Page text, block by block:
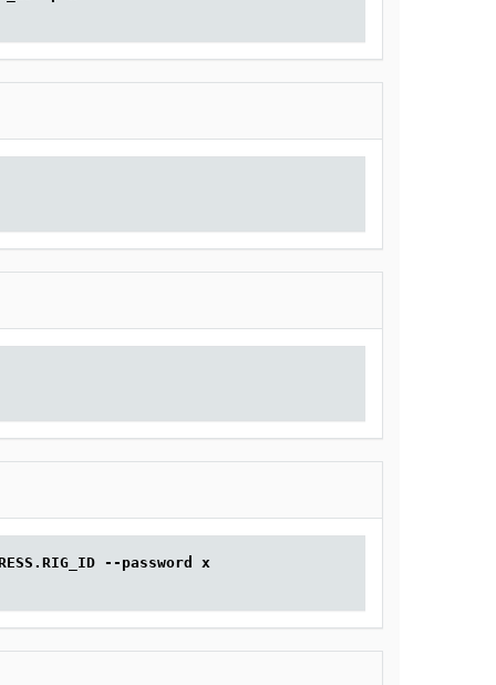
--password x